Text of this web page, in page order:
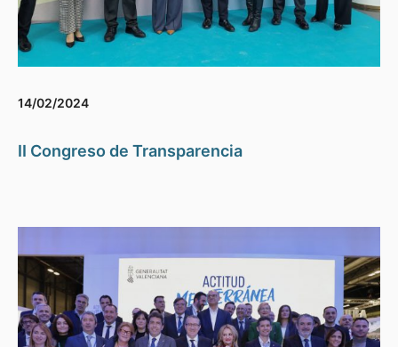
14/02/2024
II Congreso de Transparencia